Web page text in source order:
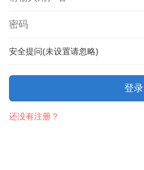
安全提问(未设置请忽略)
登录
还没有注册？